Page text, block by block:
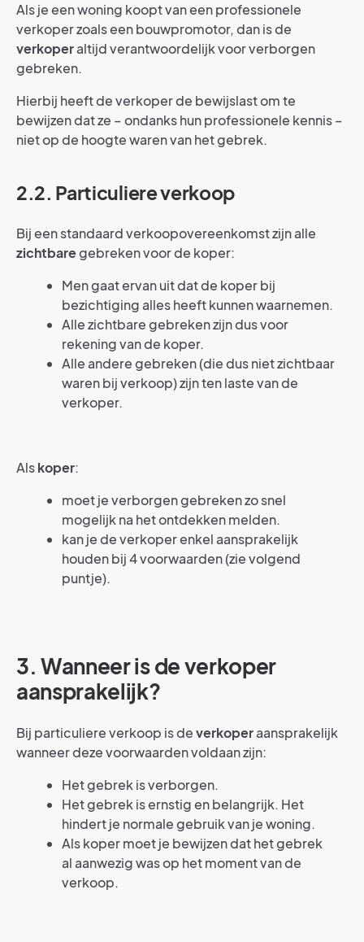
Als je een woning koopt van een professionele
verkoper zoals een bouwpromotor, dan is de
verkoperaltijd verantwoordelijk voor verborgen
gebreken.
Hierbij heeft de verkoper de bewijslast om te
bewijzen dat ze – ondanks hun professionele kennis –
niet op de hoogte waren van het gebrek.
2.2. Particuliere verkoop
Bij een standaard verkoopovereenkomst zijn alle
zichtbaregebreken voor de koper:
Men gaat ervan uit dat de koper bij
bezichtiging alles heeft kunnen waarnemen.
Alle zichtbare gebreken zijn dus voor
rekening van de koper.
Alle andere gebreken (die dus niet zichtbaar
waren bij verkoop) zijn ten laste van de
verkoper.
Alskoper:
moet je verborgen gebreken zo snel
mogelijk na het ontdekken melden.
kan je de verkoper enkel aansprakelijk
houden bij 4 voorwaarden (zie volgend
puntje).
3. Wanneer is de verkoper
aansprakelijk?
Bij particuliere verkoop is deverkoperaansprakelijk
wanneer deze voorwaarden voldaan zijn:
Het gebrek is verborgen.
Het gebrek is ernstig en belangrijk. Het
hindert je normale gebruik van je woning.
Als koper moet je bewijzen dat het gebrek
al aanwezig was op het moment van de
verkoop.